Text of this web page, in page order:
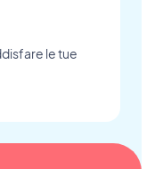
le tue